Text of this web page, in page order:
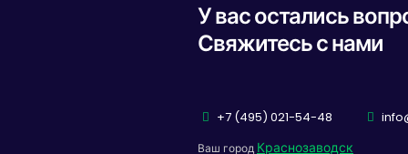
У вас остались
Свяжитесь с нами
+7 (495) 021-54-48
Ваш город Краснозаводск